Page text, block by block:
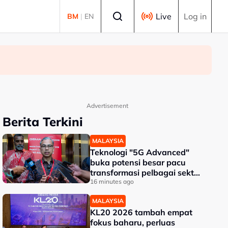
BM | EN Live Log in
Advertisement
Berita Terkini
MALAYSIA
Teknologi "5G Advanced"
buka potensi besar pacu
transformasi pelbagai sektor
- Fahmi
16 minutes ago
MALAYSIA
KL20 2026 tambah empat
fokus baharu, perluas